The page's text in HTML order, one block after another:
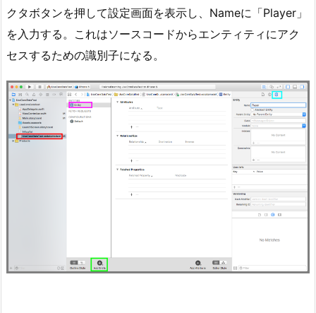
クタボタンを押して設定画面を表示し、Nameに「Player」
を入力する。これはソースコードからエンティティにアク
セスするための識別子になる。